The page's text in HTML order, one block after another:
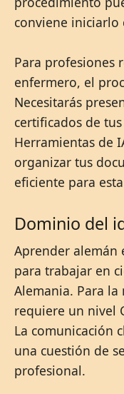
conviene iniciarlo
Para profesiones
enfermero, el
Necesitarás
certificados de
Herramientas de
organizar tus
eficiente para
Dominio del
Aprender alemán
para trabajar en
Alemania. Para la
requiere un nivel
La comunicación
una cuestión de
profesional.